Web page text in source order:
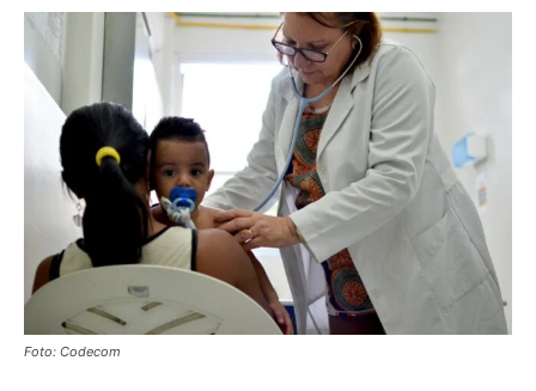
Foto: Codecom